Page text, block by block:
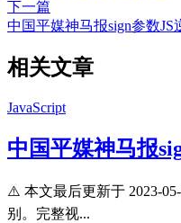
下一篇
中国平媒神马报sign参数JS
相关文章
JavaScript
中国平媒神马报
⚠️ 本文最后更新于 2023-
别。完整视...